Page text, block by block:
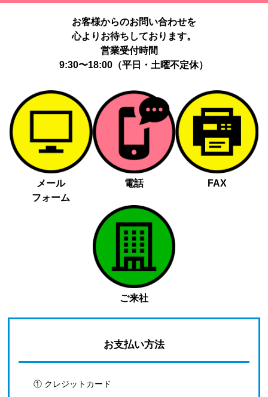
お客様からのお問い合わせを
心よりお待ちしております。
営業受付時間
9:30〜18:00（平日・土曜不定休）
メール
フォーム
電話 FAX
ご来社
お支払い方法
① クレジットカード